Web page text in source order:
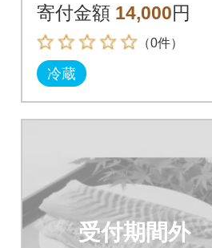
寄付金額 14,000円
（0件）
冷蔵
受付期間外